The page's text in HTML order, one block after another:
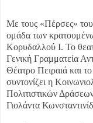
Με τους «Πέρσες» του
ομάδα των
Κορυδαλλού Ι. Το
Γενική Γραμματεία
Θέατρο Πειραιά και
συντονίζει η
Πολιτιστικών
Γιολάντα